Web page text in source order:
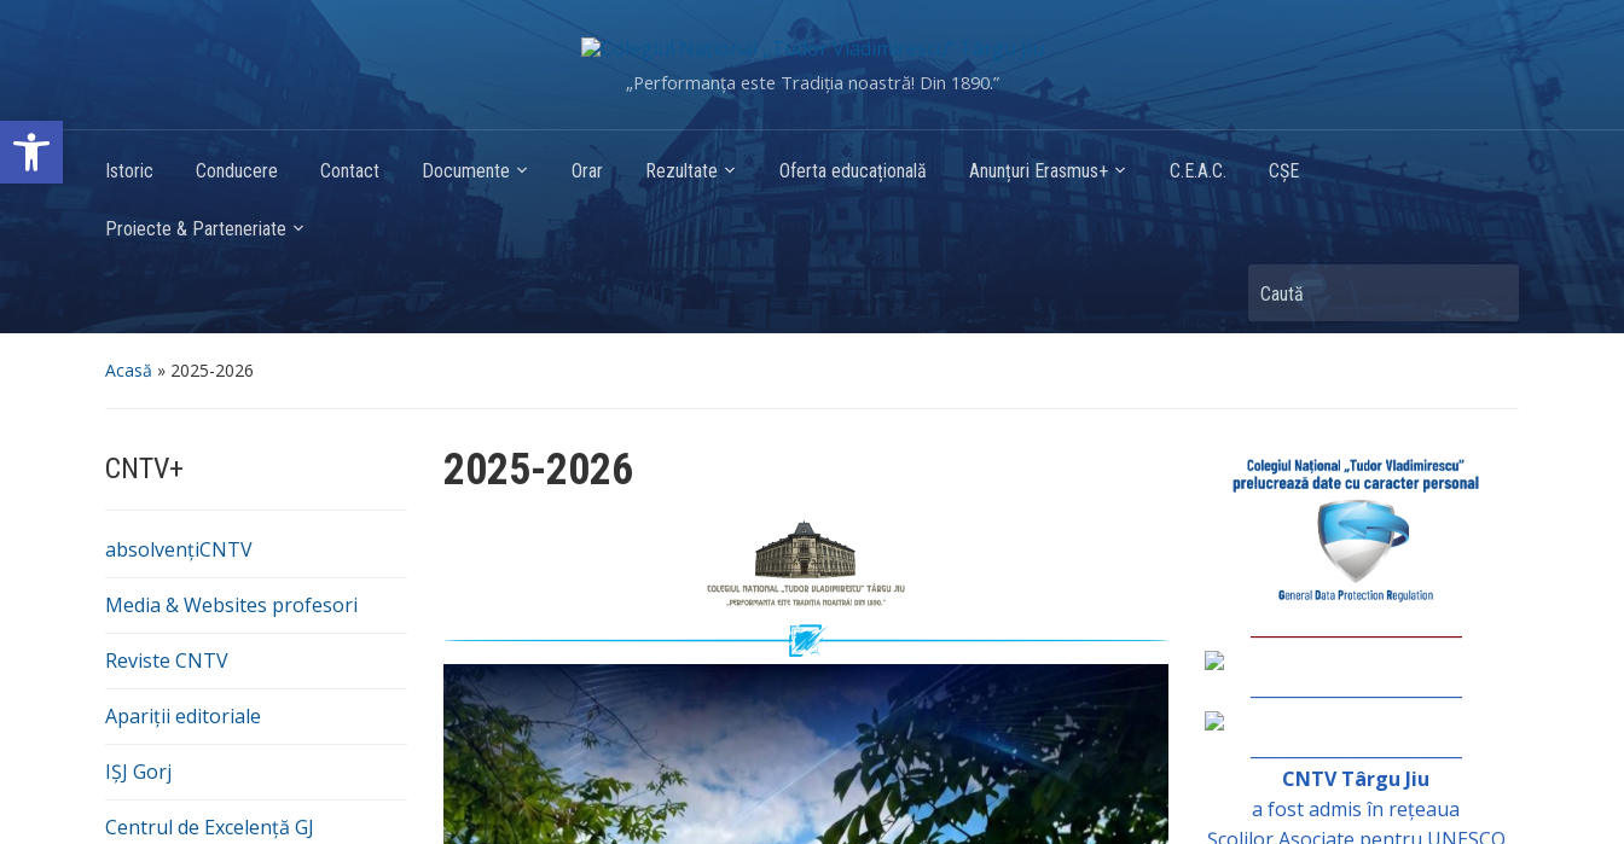
Deschide bara de unelte
„Performanța este Tradiția noastră! Din 1890.”
Istoric Conducere Contact Documente Orar Rezultate Oferta educațională Anunțuri Erasmus+ C.E.A.C. CȘE
Proiecte & Parteneriate
Caută
Acasă » 2025-2026
CNTV+
absolvențiCNTV
Media & Websites profesori
Reviste CNTV
Apariții editoriale
IȘJ Gorj
Centrul de Excelență GJ
2025-2026
CNTV Târgu Jiu
a fost admis în rețeaua